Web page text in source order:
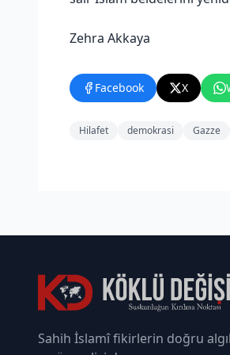
Zehra Akkaya
Facebook X
Hilafet demokrasi Gazze
Sahih İslamî fikirlerin doğru